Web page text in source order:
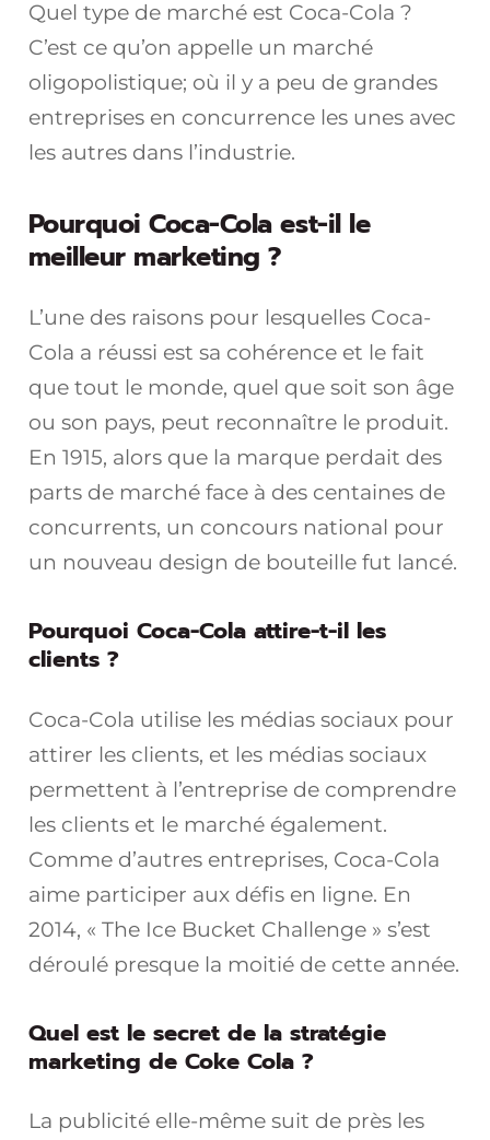
Quel type de marché est Coca-Cola ?
C’est ce qu’on appelle un marché
oligopolistique; où il y a peu de grandes
entreprises en concurrence les unes avec
les autres dans l’industrie.
Pourquoi Coca-Cola est-il le
meilleur marketing ?
L’une des raisons pour lesquelles Coca-
Cola a réussi est sa cohérence et le fait
que tout le monde, quel que soit son âge
ou son pays, peut reconnaître le produit.
En 1915, alors que la marque perdait des
parts de marché face à des centaines de
concurrents, un concours national pour
un nouveau design de bouteille fut lancé.
Pourquoi Coca-Cola attire-t-il les
clients ?
Coca-Cola utilise les médias sociaux pour
attirer les clients, et les médias sociaux
permettent à l’entreprise de comprendre
les clients et le marché également.
Comme d’autres entreprises, Coca-Cola
aime participer aux défis en ligne. En
2014, « The Ice Bucket Challenge » s’est
déroulé presque la moitié de cette année.
Quel est le secret de la stratégie
marketing de Coke Cola ?
La publicité elle-même suit de près les